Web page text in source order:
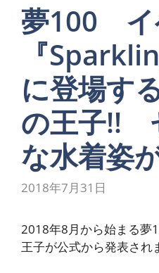
夢100 イ
『
に登場す
の王子!!
な水着姿
2018年7月31日
2018年8月から始まる夢
王子が公式から発表され